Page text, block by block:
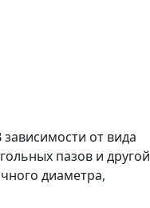
от вида
пазов и другой
диаметра,